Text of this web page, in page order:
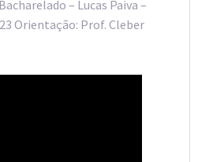
– Lucas Paiva –
Orientação: Prof. Cleber